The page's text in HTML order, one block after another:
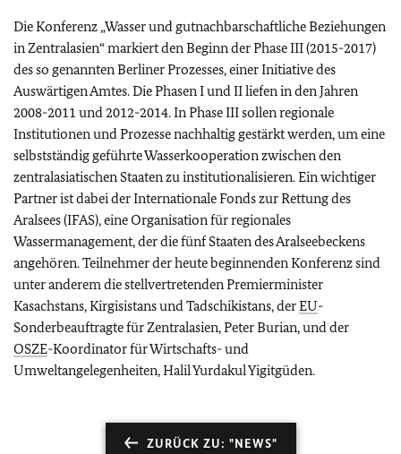
Die Konferenz „Wasser und gutnachbarschaftliche Beziehungen
in Zentralasien“ markiert den Beginn der Phase III (2015-2017)
des so genannten Berliner Prozesses, einer Initiative des
Auswärtigen Amtes. Die Phasen I und II liefen in den Jahren
2008-2011 und 2012-2014. In Phase III sollen regionale
Institutionen und Prozesse nachhaltig gestärkt werden, um eine
selbstständig geführte Wasserkooperation zwischen den
zentralasiatischen Staaten zu institutionalisieren. Ein wichtiger
Partner ist dabei der Internationale Fonds zur Rettung des
Aralsees (IFAS), eine Organisation für regionales
Wassermanagement, der die fünf Staaten des Aralseebeckens
angehören. Teilnehmer der heute beginnenden Konferenz sind
unter anderem die stellvertretenden Premierminister
Kasachstans, Kirgisistans und Tadschikistans, derEU-
Sonderbeauftragte für Zentralasien, Peter Burian, und der
OSZE-Koordinator für Wirtschafts- und
Umweltangelegenheiten, Halil Yurdakul Yigitgüden.
ZURÜCK ZU: "NEWS"